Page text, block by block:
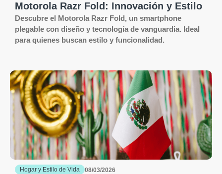
Motorola Razr Fold: Innovación y Estilo
Descubre el Motorola Razr Fold, un smartphone
plegable con diseño y tecnología de vanguardia. Ideal
para quienes buscan estilo y funcionalidad.
Hogar y Estilo de Vida 08/03/2026